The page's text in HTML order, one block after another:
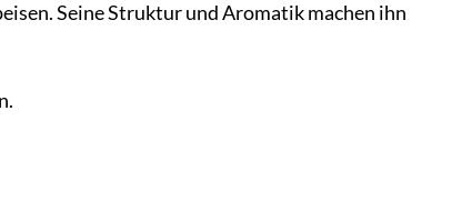
Seine Struktur und Aromatik machen ihn